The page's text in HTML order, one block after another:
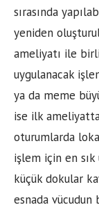
sırasında
yeniden
ameliyatı ile
uygulanacak
ya da meme
ise ilk
oturumlarda
işlem için en
küçük dokular
esnada vücudun